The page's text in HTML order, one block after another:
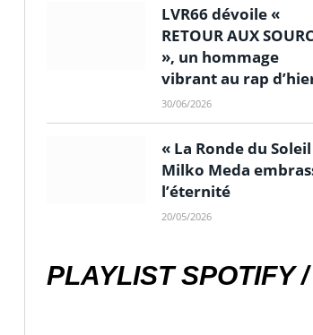
LVR66 dévoile «
RETOUR AUX
», un hommage
vibrant au rap
30/06/2026
« La Ronde du Soleil
Milko Meda
l’éternité
20/05/2026
PLAYLIST SPOTIFY /